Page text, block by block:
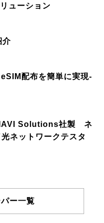
ューション
介
配布を簡単に実現-
Solutions社製 ネ
ネットワークテスタ
ー一覧